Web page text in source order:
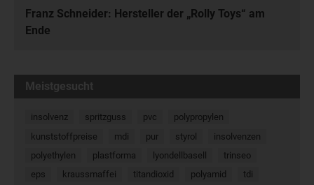
Franz Schneider: Hersteller der „Rolly Toys“ am
Ende
Meistgesucht
insolvenz spritzguss pvc
polypropylen
kunststoffpreise
mdi pur styrol
insolvenzen
polyethylen
plastforma lyondellbasell
trinseo
eps
kraussmaffei titandioxid polyamid
tdi